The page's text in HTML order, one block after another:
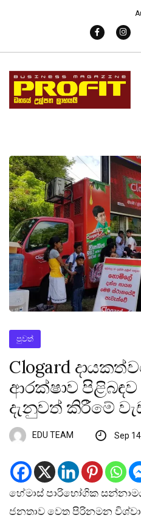
පුවත්
Clogard
ආරක්ෂාව
දැනුවත් කිරීමේ
EDU TEAM Sep
හේමාස් පාරිභෝගික
ජනතාව වෙත පිරිනමන